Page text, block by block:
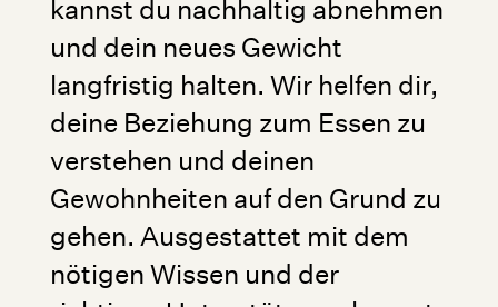
kannst du nachhaltig abnehmen
und dein neues Gewicht
langfristig halten. Wir helfen dir,
deine Beziehung zum Essen zu
verstehen und deinen
Gewohnheiten auf den Grund zu
gehen. Ausgestattet mit dem
nötigen Wissen und der